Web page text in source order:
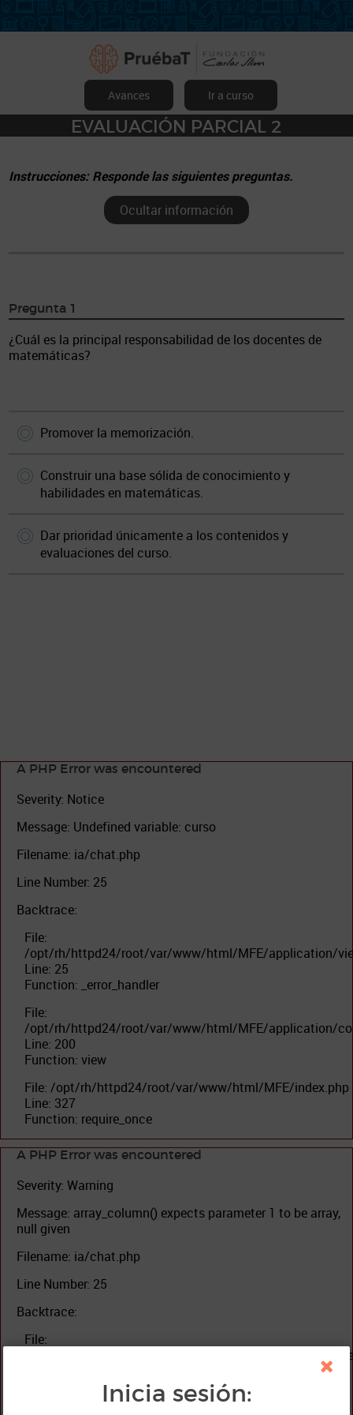
Avances Ir a curso
EVALUACIÓN PARCIAL 2
Instrucciones: Responde las siguientes preguntas.
Ocultar información
Pregunta 1
¿Cuál es la principal responsabilidad de los docentes de
matemáticas?
Promover la memorización.
Construir una base sólida de conocimiento y
habilidades en matemáticas.
Dar prioridad únicamente a los contenidos y
evaluaciones del curso.
Inicia sesión:
A PHP Error was encountered
Severity: Notice
Message: Undefined variable: curso
Filename: ia/chat.php
Line Number: 25
Backtrace:
File:
/opt/rh/httpd24/root/var/www/html/MFE/application/
Line: 25
Function: _error_handler
File:
/opt/rh/httpd24/root/var/www/html/MFE/application/
Line: 200
Function: view
File: /opt/rh/httpd24/root/var/www/html/MFE/index.php
Line: 327
Function: require_once
A PHP Error was encountered
Severity: Warning
Message: array_column() expects parameter 1 to be array,
null given
Filename: ia/chat.php
Line Number: 25
Backtrace:
File:
/opt/rh/httpd24/root/var/www/html/MFE/application/
Function: array_column